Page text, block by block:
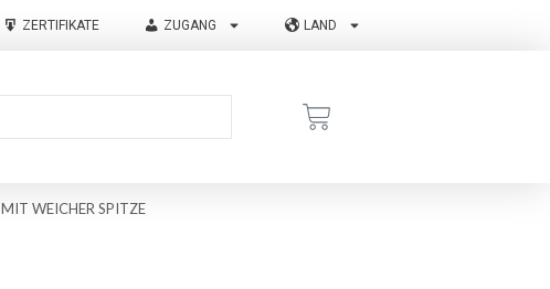
ZERTIFIKATE ZUGANG LAND
WEICHER SPITZE